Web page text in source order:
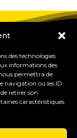
des technologies
informations des
permettra de
navigation ou les ID
retirer son
caractéristiques